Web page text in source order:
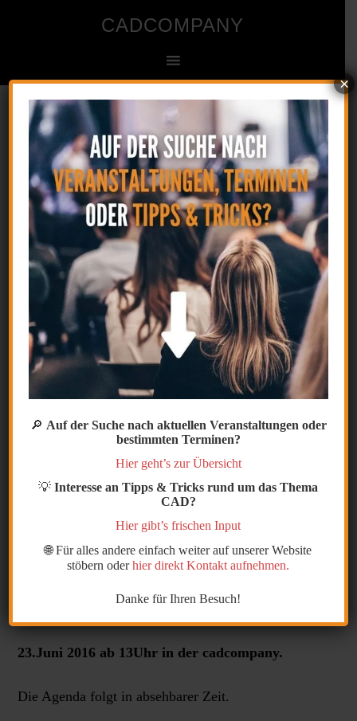
CADCOMPANY
Ingenieur- und Zeichenbüro für CAD
Startseite Save the DATE
Save the DATE
23. März 2016by CAD Kommentar verfassen
CADcompany DAY
Es ist
zur lieben Gewohnheit geworden das wir im
CADDAY durchführen.
Wir zeigen Ihnen einige interessante Neuerungen im
CAD Umfeld.
23.Juni 2016 ab 13Uhr in der cadcompany.
Die Agenda folgt in absehbarer Zeit.
🔎 Auf der Suche nach aktuellen Veranstaltungen oder
bestimmten Terminen?
Hier geht’s zur Übersicht
💡Interesse an Tipps & Tricks rund um das Thema
CAD?
Hier gibt’s frischen Input
🌐 Für alles andere einfach weiter auf unserer Website
stöbern oderhier direkt Kontakt aufnehmen.
Danke für Ihren Besuch!
×